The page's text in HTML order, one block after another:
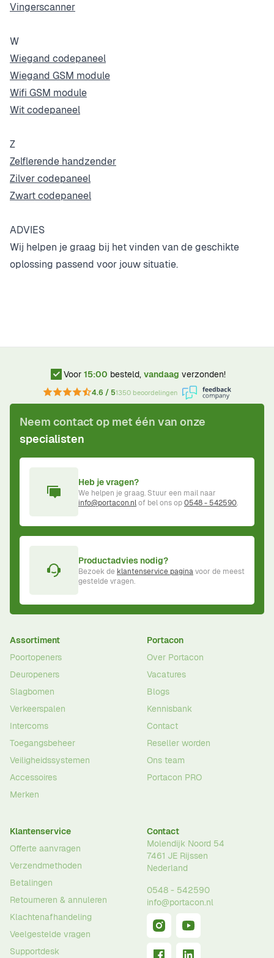
Vingerscanner
W
Wiegand codepaneel
Wiegand GSM module
Wifi GSM module
Wit codepaneel
Z
Zelflerende handzender
Zilver codepaneel
Zwart codepaneel
ADVIES
Wij helpen je graag bij het vinden van de geschikte
oplossing passend voor jouw situatie.
Voor 15:00 besteld, vandaag verzonden!
4.6 / 51350 beoordelingen
Neem contact op met één van onze
specialisten
Heb je vragen?
We helpen je graag. Stuur een mail naar
info@portacon.nlof bel ons op0548 - 542590.
Productadvies nodig?
Bezoek de klantenservice paginavoor de meest
gestelde vragen.
Assortiment
Poortopeners
Deuropeners
Slagbomen
Verkeerspalen
Intercoms
Toegangsbeheer
Veiligheidssystemen
Accessoires
Merken
Portacon
Over Portacon
Vacatures
Blogs
Kennisbank
Contact
Reseller worden
Ons team
Portacon PRO
Klantenservice
Offerte aanvragen
Verzendmethoden
Betalingen
Retourneren & annuleren
Klachtenafhandeling
Veelgestelde vragen
Supportdesk
Contact
Molendijk Noord 54
7461 JE Rijssen
Nederland
0548 - 542590
info@portacon.nl